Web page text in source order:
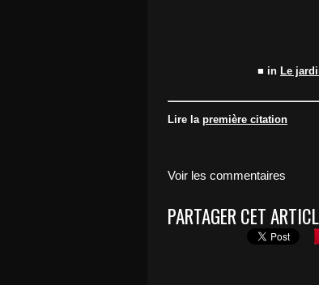
■ in Le
Lire la première citation
Voir les commentaires
PARTAGER CET